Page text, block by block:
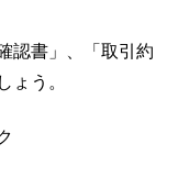
認書」、「取引約
ょう。